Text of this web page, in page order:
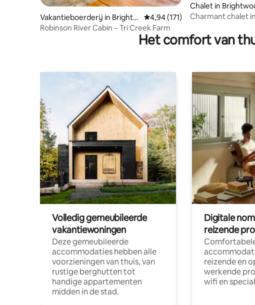
Vakantieboerderij in Brightw
ood
Gemiddelde beoordeling van
4,94 (171)
Robinson River Cabin – Tri Creek Farm
Chalet in
Charmant chalet
Het comfort van
Volledig gemeubileerde
vakantiewoningen
Deze gemeubileerde
accommodaties hebben alle
voorzieningen van thuis, van
rustige berghutten tot
handige appartementen
midden in de stad.
Digitale
reizende
reizende en
werkende
wifi en